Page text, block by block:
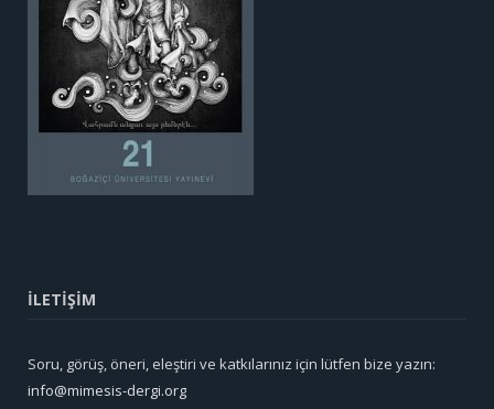
İLETİŞİM
Soru, görüş, öneri, eleştiri ve katkılarınız için lütfen bize yazın:
info@mimesis-dergi.org